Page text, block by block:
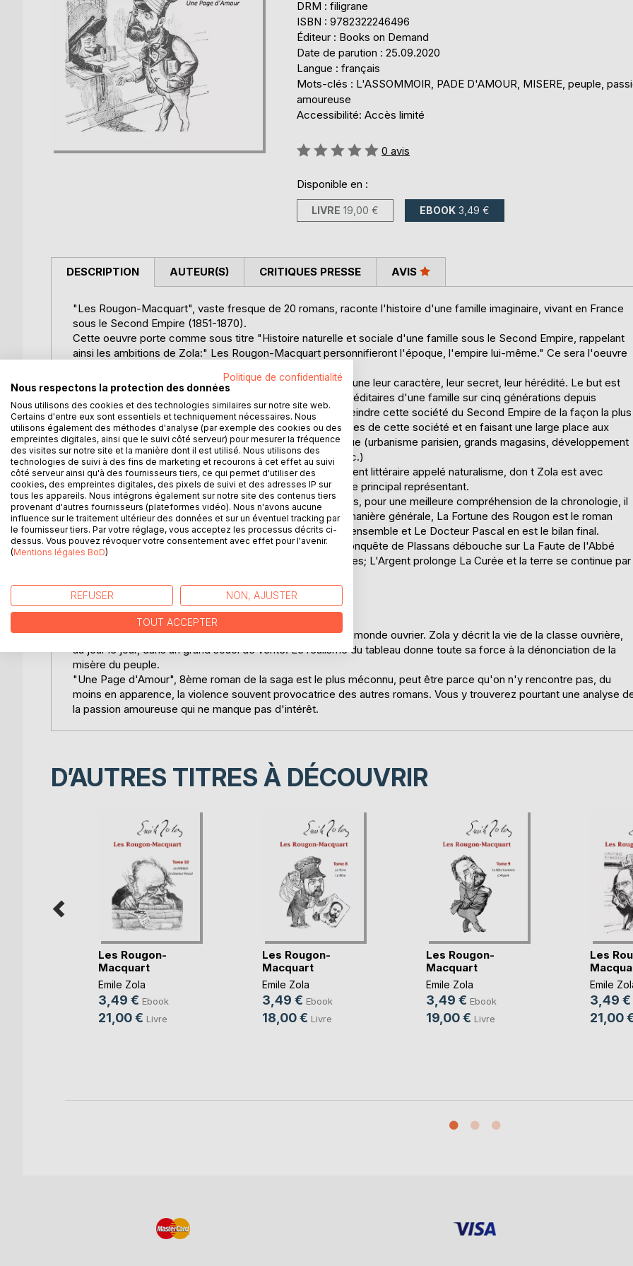
DRM : filigrane
ISBN : 9782322246496
Éditeur : Books on Demand
Date de parution : 25.09.2020
Langue : français
Mots-clés : L'ASSOMMOIR, PADE D'AMOUR, MISERE, peuple,
amoureuse
Accessibilité: Accès limité
Évaluation:
0 avis
Disponible en :
LIVRE 19,00 € EBOOK 3,49 €
DESCRIPTION
"Les Rougon-Macquart", vaste fresque de 20 romans, raconte l'histoire d'une famille imaginaire, vivant en France
sous le Second Empire (1851-1870).
Cette oeuvre porte comme sous titre "Histoire naturelle et sociale d'une famille sous le Second Empire, rappelant
ainsi les ambitions de Zola:" Les Rougon-Macquart personnifieront l'époque, l'empire lui-même." Ce sera l'oeuvre
Emile Zola va confronter deux familles qui apportent chacune leur caractère, leur secret, leur hérédité. Le but est
d'étudier l'influence du milieu sur l'homme et les tares héréditaires d'une famille sur cinq générations depuis
l'ancêtre Adélaïde Fouquet née en 1768. Il veut aussi dépeindre cette société du Second Empire de la façon la plus
exhaustive possible, en n'oubliant aucune des composantes de cette société et en faisant une large place aux
grandes transformations qui se produisirent à cette époque (urbanisme parisien, grands magasins, développement
du chemin de fer, apparition du syndicalisme moderne, etc.)
Cet ensemble de romans marque le triomphe du mouvement littéraire appelé naturalisme, don t Zola est avec
Edmond et Jules de Goncourt, puis Guy De Maupassant, le principal représentant.
Les romans peuvent se lire de manière indépendante, mais, pour une meilleure compréhension de la chronologie, il
est préférable de les lire dans l'ordre de parution. D'une manière générale, La Fortune des Rougon est le roman
d'ouverture qui annonce les principaux personnages de l'ensemble et Le Docteur Pascal en est le bilan final.
Certains romans apparaissent comme des "suites": La Conquête de Plassans débouche sur La Faute de l'Abbé
Mouret; Pot-Bouille se prolonge par Au Bonheur des Dames; L'Argent prolonge La Curée et la terre se continue par
Résumé Tome 4:
"L'Assommoir", 7ème roman, est totalement consacré au monde ouvrier. Zola y décrit la vie de la classe ouvrière,
au jour le jour, dans un grand souci de vérité. Le réalisme du tableau donne toute sa force à la dénonciation de la
misère du peuple.
"Une Page d'Amour", 8ème roman de la saga est le plus méconnu, peut être parce qu'on n'y rencontre pas, du
moins en apparence, la violence souvent provocatrice des autres romans. Vous y trouverez pourtant une analyse
la passion amoureuse qui ne manque pas d'intérêt.
AUTEUR(S) CRITIQUES PRESSE AVIS
D’AUTRES TITRES À DÉCOUVRIR
Les Rougon-
Macquart
Emile Zola
3,49 € Ebook
21,00 € Livre
Les Rougon-
Macquart
Emile Zola
3,49 € Ebook
18,00 € Livre
Les Rougon-
Macquart
Emile Zola
3,49 € Ebook
19,00 € Livre
Les
Emile
3,49 €
21,00
Politique de confidentialité
Nous respectons la protection des données
Nous utilisons des cookies et des technologies similaires sur notre site web.
Certains d'entre eux sont essentiels et techniquement nécessaires. Nous
utilisons également des méthodes d'analyse (par exemple des cookies ou des
empreintes digitales, ainsi que le suivi côté serveur) pour mesurer la fréquence
des visites sur notre site et la manière dont il est utilisé. Nous utilisons des
technologies de suivi à des fins de marketing et recourons à cet effet au suivi
côté serveur ainsi qu'à des fournisseurs tiers, ce qui permet d'utiliser des
cookies, des empreintes digitales, des pixels de suivi et des adresses IP sur
tous les appareils. Nous intégrons également sur notre site des contenus tiers
provenant d'autres fournisseurs (plateformes vidéo). Nous n'avons aucune
influence sur le traitement ultérieur des données et sur un éventuel tracking par
le fournisseur tiers. Par votre réglage, vous acceptez les processus décrits ci-
dessus. Vous pouvez révoquer votre consentement avec effet pour l'avenir.
(Mentions légales BoD)
REFUSER NON, AJUSTER
TOUT ACCEPTER